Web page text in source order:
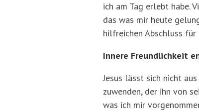
ich am Tag erlebt habe.
das was mir heute
hilfreichen Abschluss für
Innere Freundlichkeit
Jesus lässt sich nicht
zuwenden, der ihn von
was ich mir